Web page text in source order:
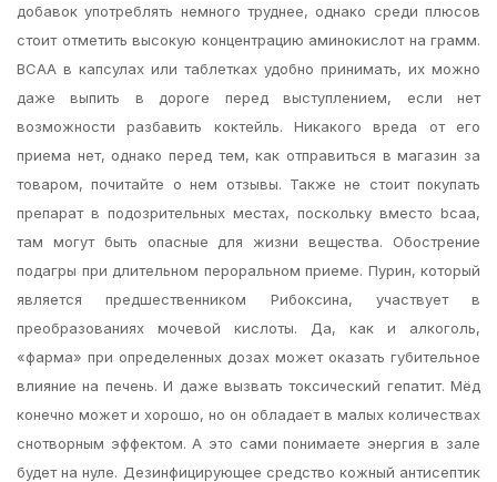
добавок употреблять немного труднее, однако среди плюсов
стоит отметить высокую концентрацию аминокислот на грамм.
BCAA в капсулах или таблетках удобно принимать, их можно
даже выпить в дороге перед выступлением, если нет
возможности разбавить коктейль. Никакого вреда от его
приема нет, однако перед тем, как отправиться в магазин за
товаром, почитайте о нем отзывы. Также не стоит покупать
препарат в подозрительных местах, поскольку вместо bcaa,
там могут быть опасные для жизни вещества. Обострение
подагры при длительном пероральном приеме. Пурин, который
является предшественником Рибоксина, участвует в
преобразованиях мочевой кислоты. Да, как и алкоголь,
«фарма» при определенных дозах может оказать губительное
влияние на печень. И даже вызвать токсический гепатит. Мёд
конечно может и хорошо, но он обладает в малых количествах
снотворным эффектом. А это сами понимаете энергия в зале
будет на нуле. Дезинфицирующее средство кожный антисептик